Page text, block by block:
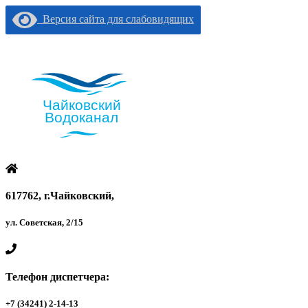
Версия сайта для слабовидящих
617762, г.Чайковский,
ул. Советская, 2/15
Телефон диспетчера:
+7 (34241) 2-14-13